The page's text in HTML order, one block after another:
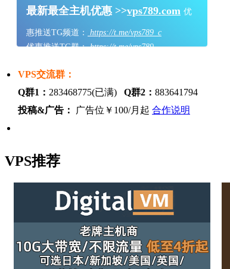
最新最全主机优惠 >>vps789.com 优
惠推送TG频道：
https://t.me/vps789_c
优惠推送TG群：https://t.me/vps789
VPS交流群：
Q群1： 283468775(已满) Q群2： 883641794
投稿&广告：
广告位￥100/月起 合作说明
VPS推荐